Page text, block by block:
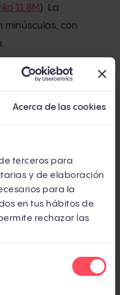
Acerca de las cookies
terceros para
y de elaboración
para la
en tus hábitos de
rechazar las
11.8M ). La
minúsculas, con
density como
Lo que importa ahora
de
encontró que
Grade (una medida
se asocia con +1
preparar un CV para
ilegible y los datos